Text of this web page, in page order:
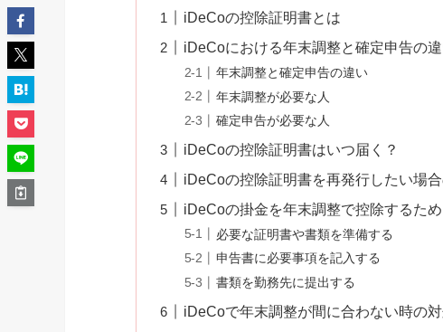
iDeCoの控除証明書とは
iDeCoにおける年末調整と確定申告の
年末調整と確定申告の違い
年末調整が必要な人
確定申告が必要な人
iDeCoの控除証明書はいつ届く？
iDeCoの控除証明書を再発行したい場
iDeCoの掛金を年末調整で控除するた
必要な証明書や書類を準備する
申告書に必要事項を記入する
書類を勤務先に提出する
iDeCoで年末調整が間に合わない時の